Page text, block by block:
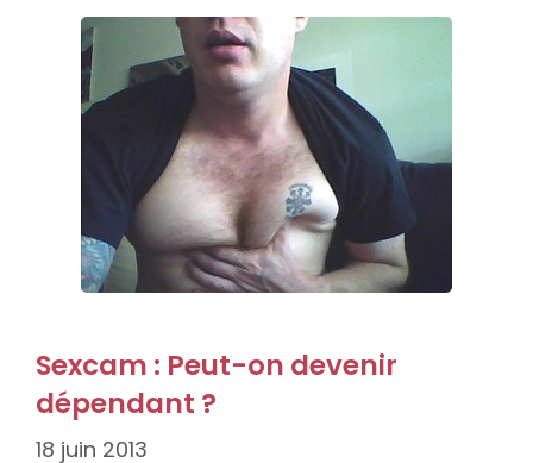
Sexcam : Peut-on devenir
dépendant ?
18 juin 2013